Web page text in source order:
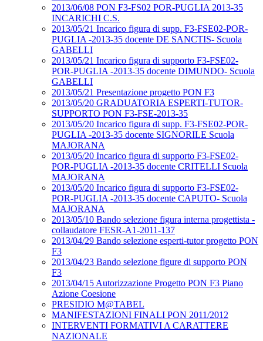
2013/06/08 PON F3-FS02 POR-PUGLIA 2013-35
INCARICHI C.S.
2013/05/21 Incarico figura di supp. F3-FSE02-POR-
PUGLIA -2013-35 docente DE SANCTIS- Scuola
GABELLI
2013/05/21 Incarico figura di supporto F3-FSE02-
POR-PUGLIA -2013-35 docente DIMUNDO- Scuola
GABELLI
2013/05/21 Presentazione progetto PON F3
2013/05/20 GRADUATORIA ESPERTI-TUTOR-
SUPPORTO PON F3-FSE-2013-35
2013/05/20 Incarico figura di supp. F3-FSE02-POR-
PUGLIA -2013-35 docente SIGNORILE Scuola
MAJORANA
2013/05/20 Incarico figura di supporto F3-FSE02-
POR-PUGLIA -2013-35 docente CRITELLI Scuola
MAJORANA
2013/05/20 Incarico figura di supporto F3-FSE02-
POR-PUGLIA -2013-35 docente CAPUTO- Scuola
MAJORANA
2013/05/10 Bando selezione figura interna progettista -
collaudatore FESR-A1-2011-137
2013/04/29 Bando selezione esperti-tutor progetto PON
F3
2013/04/23 Bando selezione figure di supporto PON
F3
2013/04/15 Autorizzazione Progetto PON F3 Piano
Azione Coesione
PRESIDIO M@TABEL
MANIFESTAZIONI FINALI PON 2011/2012
INTERVENTI FORMATIVI A CARATTERE
NAZIONALE